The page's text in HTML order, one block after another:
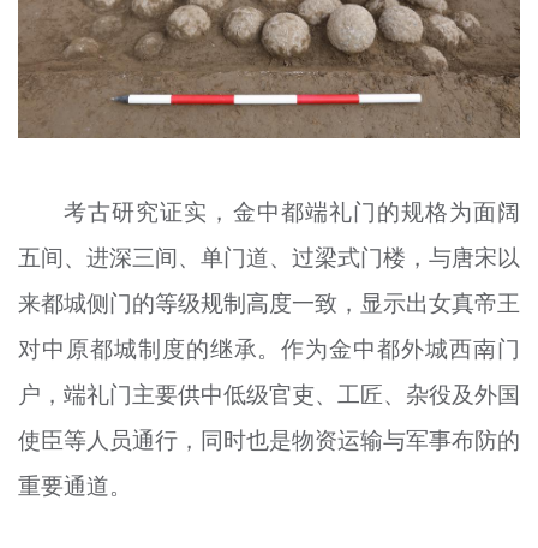
考古研究证实，金中都端礼门的规格为面阔
五间、进深三间、单门道、过梁式门楼，与唐宋以
来都城侧门的等级规制高度一致，显示出女真帝王
对中原都城制度的继承。作为金中都外城西南门
户，端礼门主要供中低级官吏、工匠、杂役及外国
使臣等人员通行，同时也是物资运输与军事布防的
重要通道。